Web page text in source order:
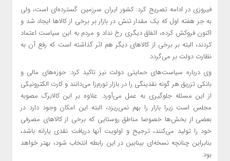
فیروزی در ادامه تصریح کرد: کشور ایران سرزمین گسترده‌ای است، ولی
به جز هفته اول که یک مقدار تنش در بازار بر برخی از کالاها ایجاد شد و
اکنون فروکش کرده، اتفاق دیگری رخ نداد و مردم به این سیاست اعتماد
کردند، البته بر برخی از کالاهای دیگر هم اثر گذاشته است که رفع آن به
نظارت دولت بر می‌گردد.
وی درباره سیاست‌های حمایتی دولت نیز تاکید کرد: حوزه‌های مالی و
بانکی تزریق هر گونه نقدینگی را در بازار تورم‌زا می‌دانند و کارت الکترونیکی
از این مسئله جلوگیری به عمل می‌آورد. علاوه بر این کالابرگ مصوبه
مجلس است زیرا بازار را بهم نمی‌ریزد، البته این امکان وجود دارد در
بعضی از بخش‌ها خصوصا مناطق روستایی که برخی از کالاهای مصرفی
خود را تولید می‌کنند، ترجیح و اولویت آنها دریافت نقدی یارانه باشد،
بنابراین چنانچه نسخه‌ای بینابین در این رابطه انتخاب شود، بهتر خواهد
بود.